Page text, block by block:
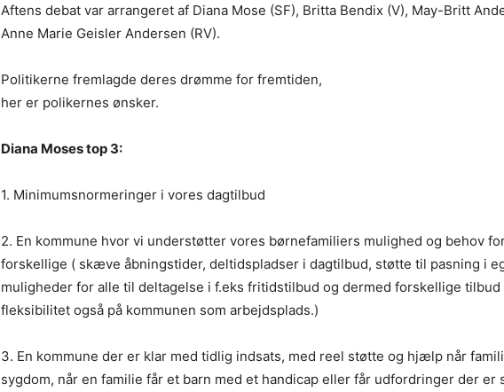
Aftens debat var arrangeret af Diana Mose (SF), Britta Bendix (V), May-Britt
Anne Marie Geisler Andersen (RV).
Politikerne fremlagde deres drømme for fremtiden,
her er polikernes ønsker.
Diana Moses top 3:
1. Minimumsnormeringer i vores dagtilbud
2. En kommune hvor vi understøtter vores børnefamiliers mulighed og behov
forskellige ( skæve åbningstider, deltidspladser i dagtilbud, støtte til pasning i
muligheder for alle til deltagelse i f.eks fritidstilbud og dermed forskellige tilbud
fleksibilitet også på kommunen som arbejdsplads.)
3. En kommune der er klar med tidlig indsats, med reel støtte og hjælp når
sygdom, når en familie får et barn med et handicap eller får udfordringer der er